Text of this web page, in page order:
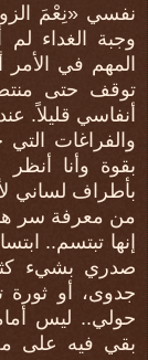
نفسي «نِعْمَ
وجبة الغداء لم
المهم في
توقف حتى
أنفاسي قليلاً.
والفراغات
بقوة وأنا
بأطراف لساني
من معرفة سر
إنها تبتسم..
صدري بشيء
جدوى، أو ثورة
حولي.. ليس
بقي فيه على